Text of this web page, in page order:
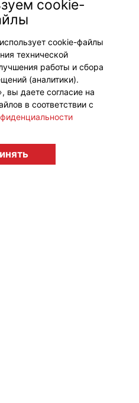
любимых
музея.
2009-2026 12+
cookie-
cookie-файлы
технической
работы и сбора
(аналитики).
вы даете согласие на
в соответствии с